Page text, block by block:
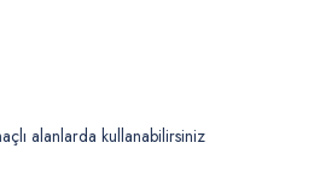
alanlarda kullanabilirsiniz